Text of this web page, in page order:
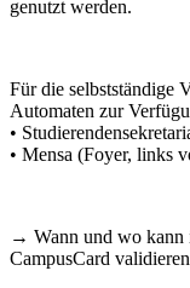
genutzt werden.
Für die selbstständige
Automaten zur
•
• Mensa (Foyer, links
→ Wann und wo kann
CampusCard